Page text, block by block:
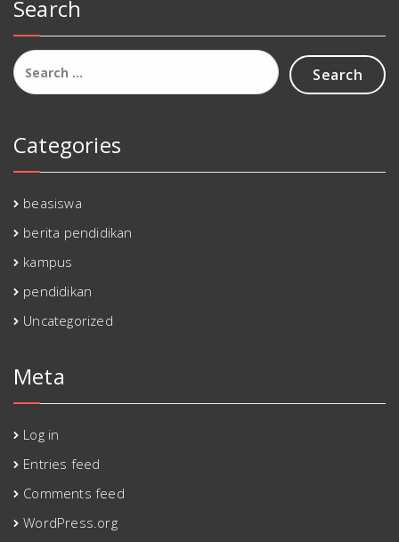
Search
Search
for:
Categories
beasiswa
berita pendidikan
kampus
pendidikan
Uncategorized
Meta
Log in
Entries feed
Comments feed
WordPress.org